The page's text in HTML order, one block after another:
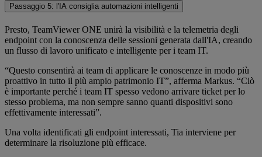
Passaggio 5: l'IA consiglia automazioni intelligenti
Presto, TeamViewer ONE unirà la visibilità e la telemetria degli
endpoint con la conoscenza delle sessioni generata dall'IA, creando
un flusso di lavoro unificato e intelligente per i team IT.
“Questo consentirà ai team di applicare le conoscenze in modo più
proattivo in tutto il più ampio patrimonio IT”, afferma Markus. “Ciò
è importante perché i team IT spesso vedono arrivare ticket per lo
stesso problema, ma non sempre sanno quanti dispositivi sono
effettivamente interessati”.
Una volta identificati gli endpoint interessati, Tia interviene per
determinare la risoluzione più efficace.